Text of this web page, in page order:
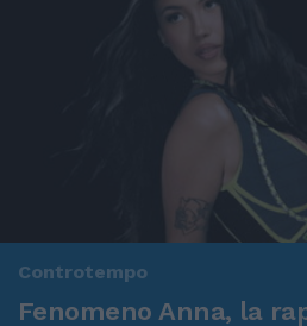
Controtempo
Fenomeno Anna, la